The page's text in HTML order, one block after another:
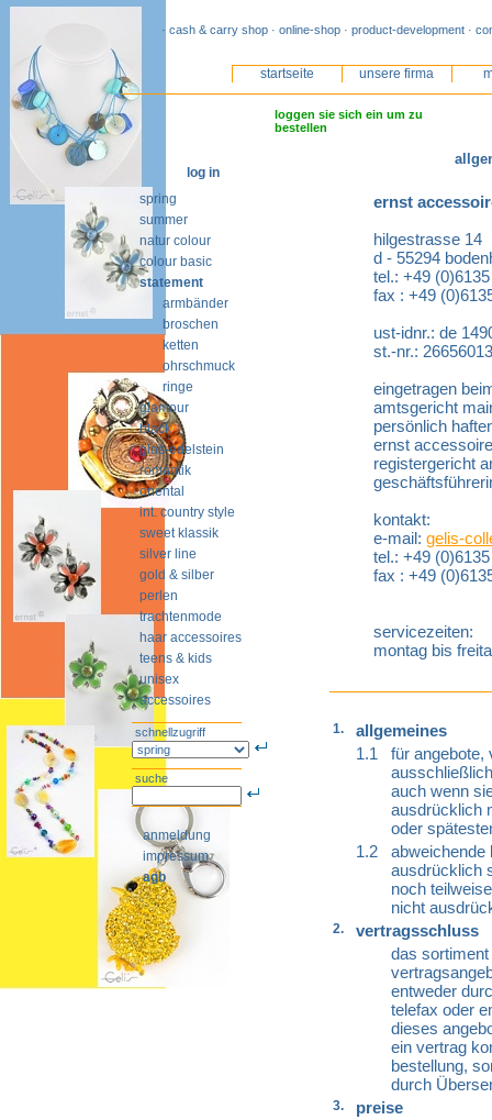
· cash & carry shop · online-shop · product-development ·
startseite unsere firma
log in
spring
summer
natur colour
colour basic
statement
armbänder
broschen
ketten
ohrschmuck
ringe
glamour
black
glas-edelstein
romantik
oriental
int. country style
sweet klassik
silver line
gold & silber
perlen
trachtenmode
haar accessoires
teens & kids
unisex
accessoires
schnellzugriff
suche
anmeldung
impressum
agb
loggen sie sich ein um zu
bestellen
ernst
hilgestrasse 14
d - 55294
tel.: +49
fax : +49
ust-idnr.: de
st.-nr.:
eingetragen
amtsgericht
persönlich
ernst
registergericht
kontakt:
e-mail: gelis-
tel.: +49
fax : +49
servicezeiten:
montag bis
1.
allgemeines
1.1
für angebote,
auch wenn
ausdrücklich
oder
1.2
abweichende
ausdrücklich
noch
nicht
2.
vertragsschluss
das
entweder
telefax oder
dieses
ein vertrag
bestellung,
durch
3.
preise